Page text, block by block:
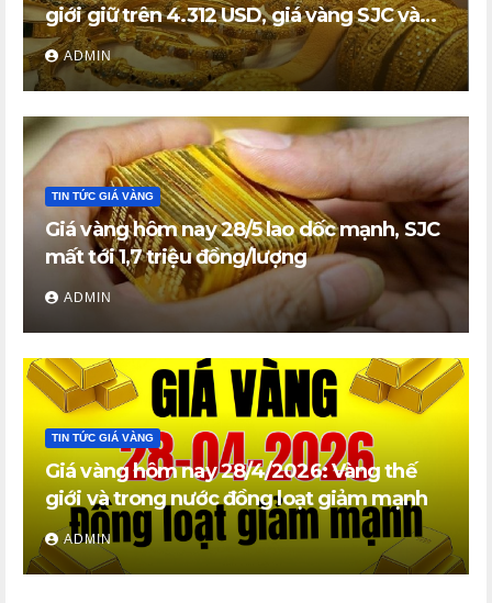
giới giữ trên 4.312 USD, giá vàng SJC và
vàng nhẫn trong nước đi ngang
ADMIN
TIN TỨC GIÁ VÀNG
Giá vàng hôm nay 28/5 lao dốc mạnh, SJC
mất tới 1,7 triệu đồng/lượng
ADMIN
TIN TỨC GIÁ VÀNG
Giá vàng hôm nay 28/4/2026: Vàng thế
giới và trong nước đồng loạt giảm mạnh
ADMIN